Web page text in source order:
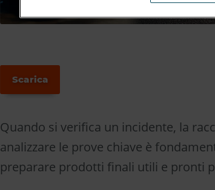
Scarica
Quando si verifica un incidente, la
analizzare le prove chiave è
preparare prodotti finali utili e pronti